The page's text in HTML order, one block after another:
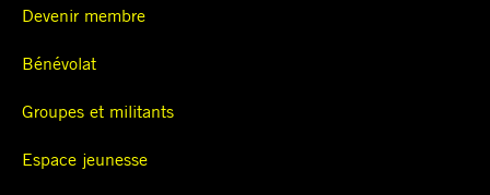
Devenir membre
Bénévolat
Groupes et militants
Espace jeunesse